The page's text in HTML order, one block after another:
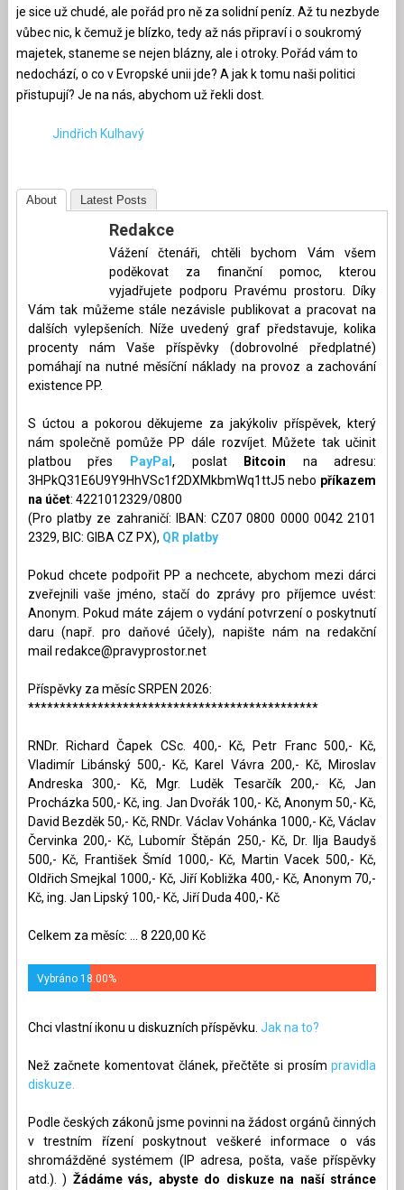
je sice už chudé, ale pořád pro ně za solidní peníz. Až tu nezbyde
vůbec nic, k čemuž je blízko, tedy až nás připraví i o soukromý
majetek, staneme se nejen blázny, ale i otroky. Pořád vám to
nedochází, o co v Evropské unii jde? A jak k tomu naši politici
přistupují? Je na nás, abychom už řekli dost.
Jindřich Kulhavý
About Latest Posts
Redakce
Vážení čtenáři, chtěli bychom Vám všem
poděkovat za finanční pomoc, kterou
vyjadřujete podporu Pravému prostoru. Díky
Vám tak můžeme stále nezávisle publikovat a pracovat na
dalších vylepšeních. Níže uvedený graf představuje, kolika
procenty nám Vaše příspěvky (dobrovolné předplatné)
pomáhají na nutné měsíční náklady na provoz a zachování
existence PP.
S úctou a pokorou děkujeme za jakýkoliv příspěvek, který
nám společně pomůže PP dále rozvíjet. Můžete tak učinit
platbou přes
PayPal, poslat Bitcoin na adresu:
3HPkQ31E6U9Y9HhVSc1f2DXMkbmWq1ttJ5 nebo příkazem
na účet: 4221012329/0800
(Pro platby ze zahraničí: IBAN: CZ07 0800 0000 0042 2101
2329, BIC: GIBA CZ PX), QR platby
Pokud chcete podpořit PP a nechcete, abychom mezi dárci
zveřejnili vaše jméno, stačí do zprávy pro příjemce uvést:
Anonym. Pokud máte zájem o vydání potvrzení o poskytnutí
daru (např. pro daňové účely), napište nám na redakční
mail redakce@pravyprostor.net
Příspěvky za měsíc SRPEN 2026:
**********************************************
RNDr. Richard Čapek CSc. 400,- Kč, Petr Franc 500,- Kč,
Vladimír Libánský 500,- Kč, Karel Vávra 200,- Kč, Miroslav
Andreska 300,- Kč, Mgr. Luděk Tesarčík 200,- Kč, Jan
Procházka 500,- Kč, ing. Jan Dvořák 100,- Kč, Anonym 50,- Kč,
David Bezděk 50,- Kč, RNDr. Václav Vohánka 1000,- Kč, Václav
Červinka 200,- Kč, Lubomír Štěpán 250,- Kč, Dr. Ilja Baudyš
500,- Kč, František Šmíd 1000,- Kč, Martin Vacek 500,- Kč,
Oldřich Smejkal 1000,- Kč, Jiří Kobližka 400,- Kč, Anonym 70,-
Kč, ing. Jan Lipský 100,- Kč, Jiří Duda 400,- Kč
Celkem za měsíc: ... 8 220,00 Kč
Vybráno 18.00%
Chci vlastní ikonu u diskuzních příspěvku. Jak na to?
Než začnete komentovat článek, přečtěte si prosímpravidla
diskuze.
Podle českých zákonů jsme povinni na žádost orgánů činných
v trestním řízení poskytnout veškeré informace o vás
shromážděné systémem (IP adresa, pošta, vaše příspěvky
atd.). ) Žádáme vás, abyste do diskuze na naší stránce